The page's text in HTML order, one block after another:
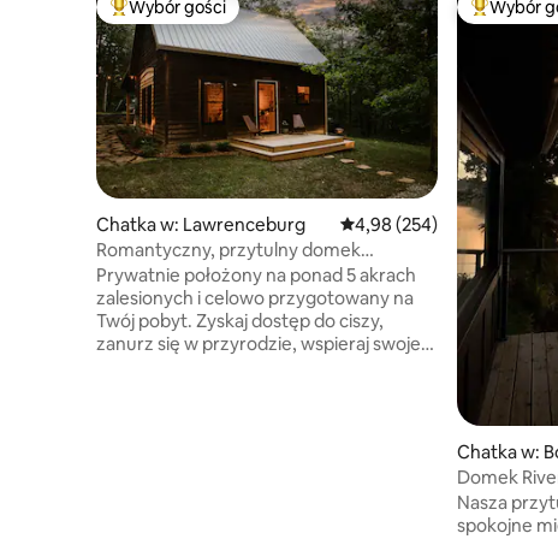
Najpopularniejsze z kategorii Wybór gości
Wybór gości
Chatka w: Lawrenceburg Średnia ocena: 4,98 na 5,
4,98 (254)
Romantyczny, przytulny domek
z paleniskiem i wanną z hydromasażem –
idealny na wypoczynek
Prywatnie położony na ponad 5 akrach
zalesionych i celowo przygotowany na
Twój pobyt. Zyskaj dostęp do ciszy,
zanurz się w przyrodzie, wspieraj swoje
Wybór
Chatka w:
Domek
Bowling
Nasza
spokojne